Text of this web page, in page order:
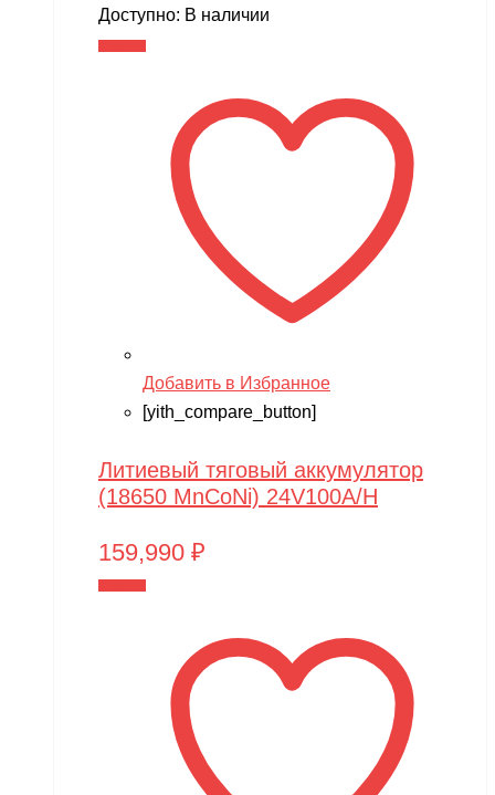
Доступно: В наличии
Добавить в Избранное
[yith_compare_button]
Литиевый тяговый аккумулятор
(18650 MnCoNi) 24V100A/H
159,990 ₽